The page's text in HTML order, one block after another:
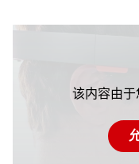
该内容由于